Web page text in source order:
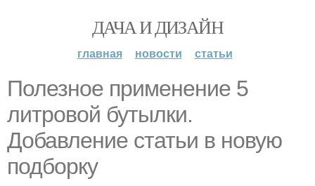
ДАЧА И ДИЗАЙН
главная новости статьи
Полезное применение 5
литровой бутылки.
Добавление статьи в новую
подборку